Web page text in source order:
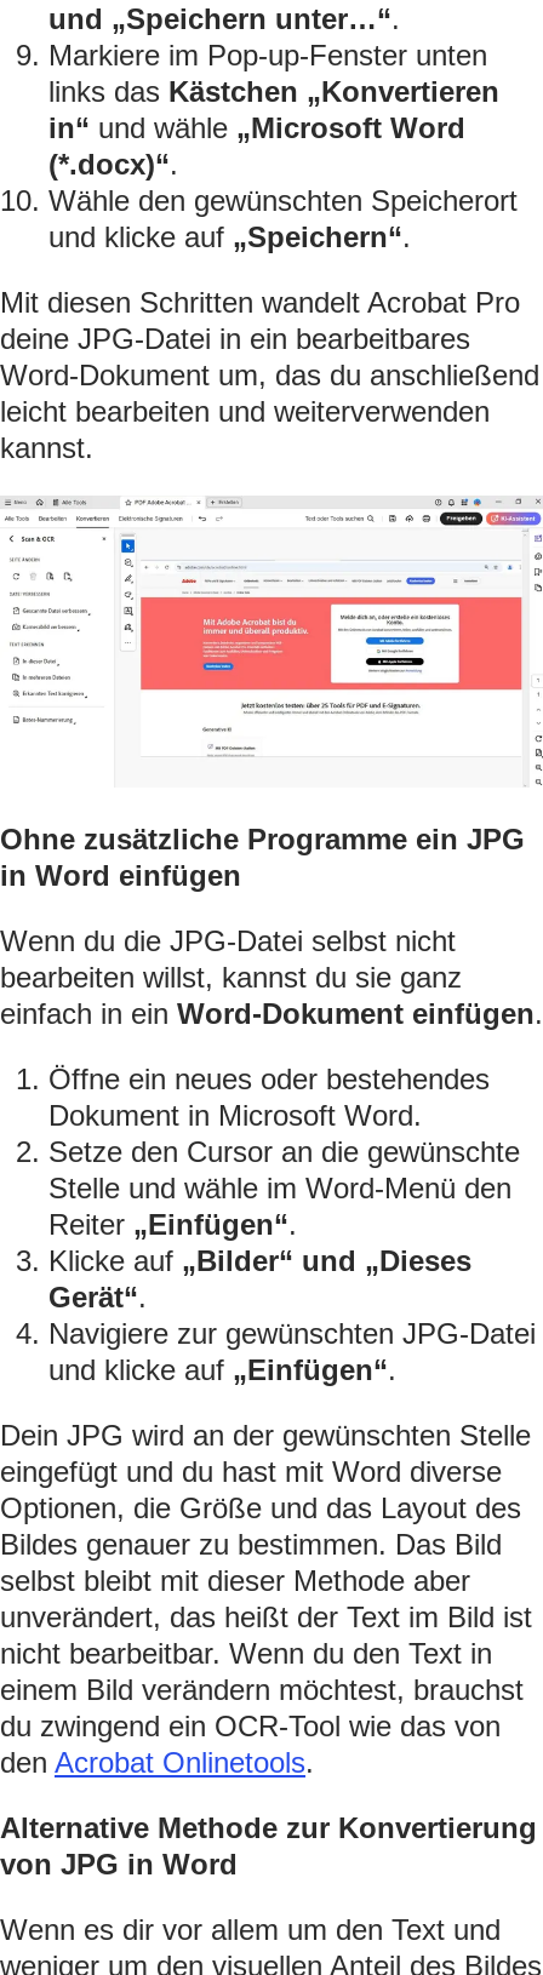
und „Speichern unter…“.
Markiere im Pop-up-Fenster unten
links das Kästchen „Konvertieren
in“ und wähle „Microsoft Word
(*.docx)“.
Wähle den gewünschten Speicherort
und klicke auf „Speichern“.
Mit diesen Schritten wandelt Acrobat Pro
deine JPG-Datei in ein bearbeitbares
Word-Dokument um, das du anschließend
leicht bearbeiten und weiterverwenden
kannst.
Ohne zusätzliche Programme ein JPG
in Word einfügen
Wenn du die JPG-Datei selbst nicht
bearbeiten willst, kannst du sie ganz
einfach in ein Word-Dokument einfügen.
Öffne ein neues oder bestehendes
Dokument in Microsoft Word.
Setze den Cursor an die gewünschte
Stelle und wähle im Word-Menü den
Reiter „Einfügen“.
Klicke auf „Bilder“ und „Dieses
Gerät“.
Navigiere zur gewünschten JPG-Datei
und klicke auf „Einfügen“.
Dein JPG wird an der gewünschten Stelle
eingefügt und du hast mit Word diverse
Optionen, die Größe und das Layout des
Bildes genauer zu bestimmen. Das Bild
selbst bleibt mit dieser Methode aber
unverändert, das heißt der Text im Bild ist
nicht bearbeitbar. Wenn du den Text in
einem Bild verändern möchtest, brauchst
du zwingend ein OCR-Tool wie das von
den Acrobat Onlinetools.
Alternative Methode zur Konvertierung
von JPG in Word
Wenn es dir vor allem um den Text und
weniger um den visuellen Anteil des Bildes